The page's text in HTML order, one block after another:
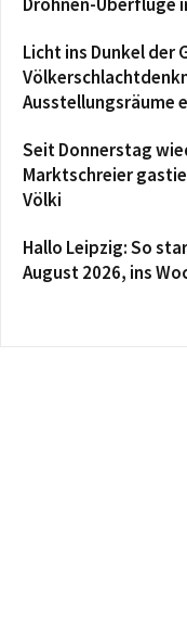
Drohnen-Überflüge
Licht ins Dunkel der
Ausstellungsräume
Seit Donnerstag
Marktschreier
Völki
Hallo Leipzig: So
August 2026, ins